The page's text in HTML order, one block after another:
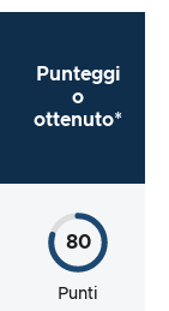
Punteggi
o
ottenuto*
80
Punti